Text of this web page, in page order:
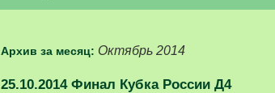
Архив за месяц: Октябрь 2014
25.10.2014 Финал Кубка России Д4